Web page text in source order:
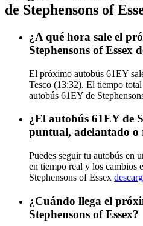
de Stephensons of
¿A qué hora sale el
Stephensons of Essex
El próximo autobús 61EY
Tesco (13:32). El tiempo
autobús 61EY de
¿El autobús 61EY de
puntual, adelantado o
Puedes seguir tu autobús en
en tiempo real y los cambios
Stephensons of Essex
¿Cuándo llega el
Stephensons of Essex?